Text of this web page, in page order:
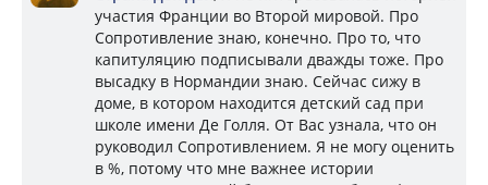
участия Франции во Второй мировой. Про
Сопротивление знаю, конечно. Про то, что
капитуляцию подписывали дважды тоже. Про
высадку в Нормандии знаю. Сейчас сижу в
доме, в котором находится детский сад при
школе имени Де Голля. От Вас узнала, что он
руководил Сопротивлением. Я не могу оценить
в %, потому что мне важнее истории